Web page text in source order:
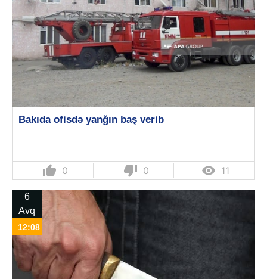
Bakıda ofisdə yanğın baş verib
thumb_up 0 thumb_down 0  11
6
Avq
12:08